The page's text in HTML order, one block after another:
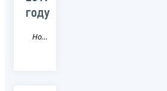
году
Новость